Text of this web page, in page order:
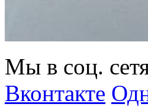
Мы в соц.
Вконтакте